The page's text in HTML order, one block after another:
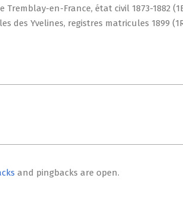
Tremblay-en-France, état civil 1873-1882
des Yvelines, registres matricules 1899
and pingbacks are open.